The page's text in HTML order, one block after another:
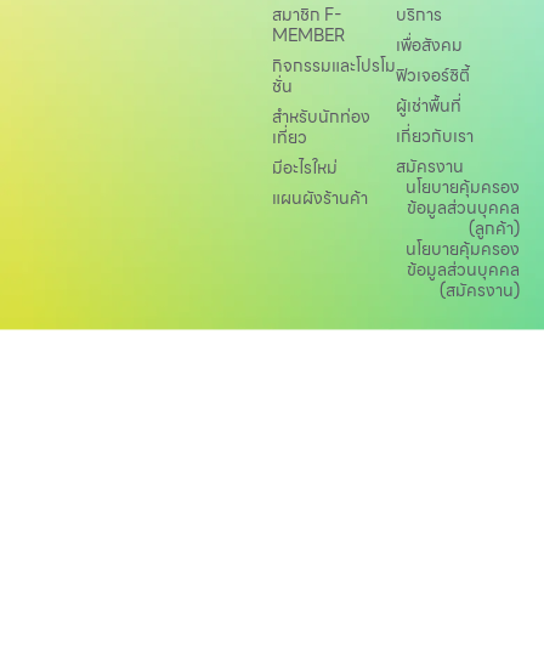
Superstores
สมาชิก F-
MEMBER
กิจกรรมและโปรโม
ชั่น
สำหรับนักท่อง
เที่ยว
มีอะไรใหม่
แผนผังร้านค้า
บริการ
เพื่อสังคม
ฟิวเจอร์ซิตี้
ผู้เช่าพื้นที่
เกี่ยวกับเรา
สมัครงาน
นโยบายคุ้มครอง
ข้อมูลส่วนบุคคล
(ลูกค้า)
นโยบายคุ้มครอง
ข้อมูลส่วนบุคคล
(สมัครงาน)